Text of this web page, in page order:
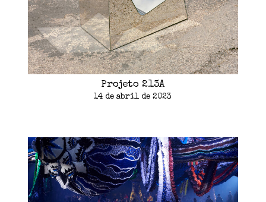
Projeto 213A
14 de abril de 2023